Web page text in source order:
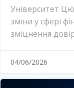
Університет
зміни у сфері
зміцнення
04/06/2026